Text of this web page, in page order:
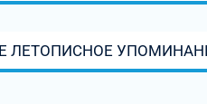
ЛЕТОПИСНОЕ